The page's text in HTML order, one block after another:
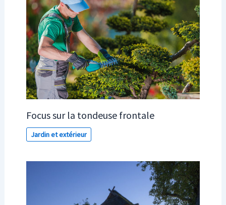
Focus sur la tondeuse frontale
Jardin et extérieur